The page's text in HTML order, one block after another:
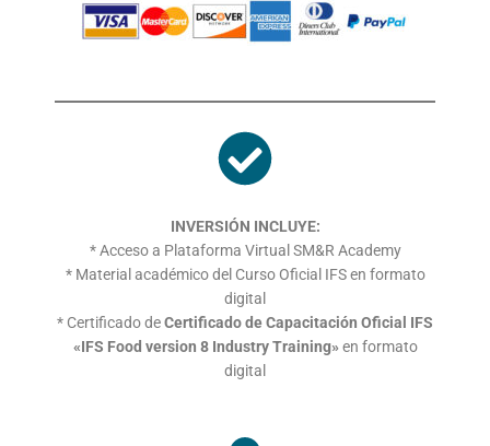
INVERSIÓN INCLUYE:
* Acceso a Plataforma Virtual SM&R Academy
* Material académico del Curso Oficial IFS en formato
digital
* Certificado deCertificado de Capacitación Oficial IFS
«IFS Food version 8 Industry Training»en formato
digital